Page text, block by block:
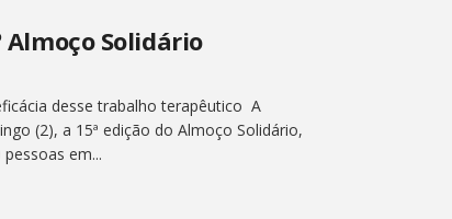
Almoço Solidário
desse trabalho terapêutico A
(2), a 15ª edição do Almoço Solidário,
em...